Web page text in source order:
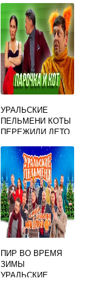
УРАЛЬСКИЕ
ПЕЛЬМЕНИ КОТЫ
ПЕРЕЖИЛИ ЛЕТО
ПИР ВО ВРЕМЯ
ЗИМЫ
УРАЛЬСКИЕ